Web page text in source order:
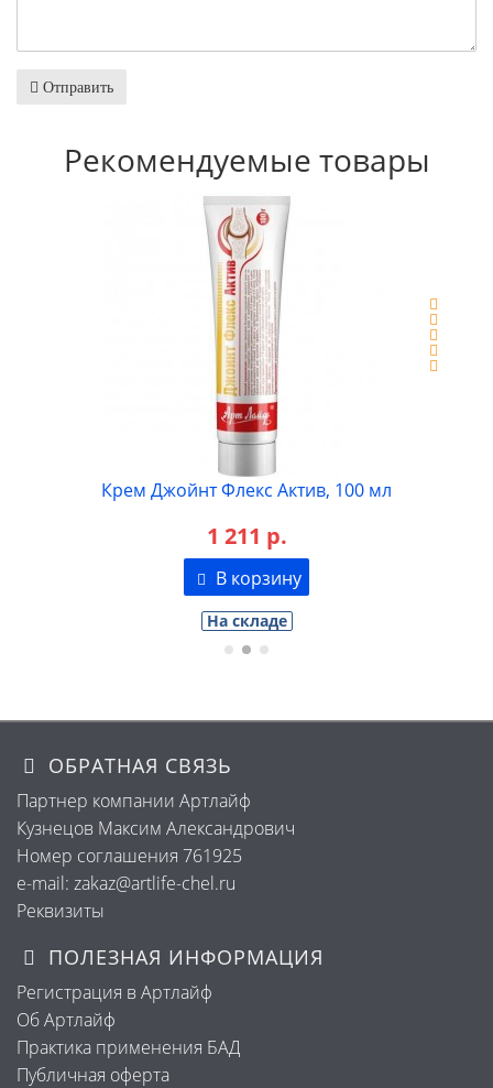
Отправить
Рекомендуемые товары
Крем Джойнт Флекс Актив, 100 мл
1 211 р.
В корзину
На складе
ОБРАТНАЯ СВЯЗЬ
Партнер компании Артлайф
Кузнецов Максим Александрович
Номер соглашения 761925
e-mail: zakaz@artlife-chel.ru
Реквизиты
ПОЛЕЗНАЯ ИНФОРМАЦИЯ
Регистрация в Артлайф
Об Артлайф
Практика применения БАД
Публичная оферта